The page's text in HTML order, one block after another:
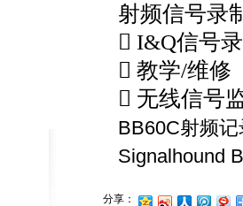
射频信号录
 I&Q信号
 教学/维修
 无线信号
BB60C射频
Signalhound
分享：